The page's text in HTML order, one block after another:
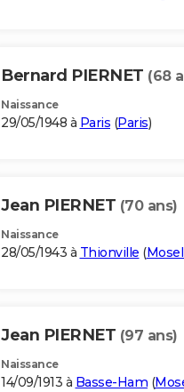
Bernard PIERNET (68
Naissance
29/05/1948 à Paris (Paris)
Jean PIERNET (70 ans)
Naissance
28/05/1943 à Thionville (
Jean PIERNET (97 ans)
Naissance
14/09/1913 à Basse-Ham (